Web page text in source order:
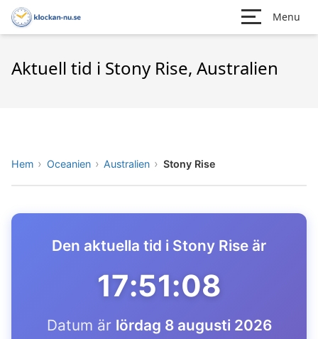
Menu
Aktuell tid i Stony Rise, Australien
Hem Oceanien Australien Stony Rise
Den aktuella tid i Stony Rise är
17:51:08
Datum är lördag 8 augusti 2026